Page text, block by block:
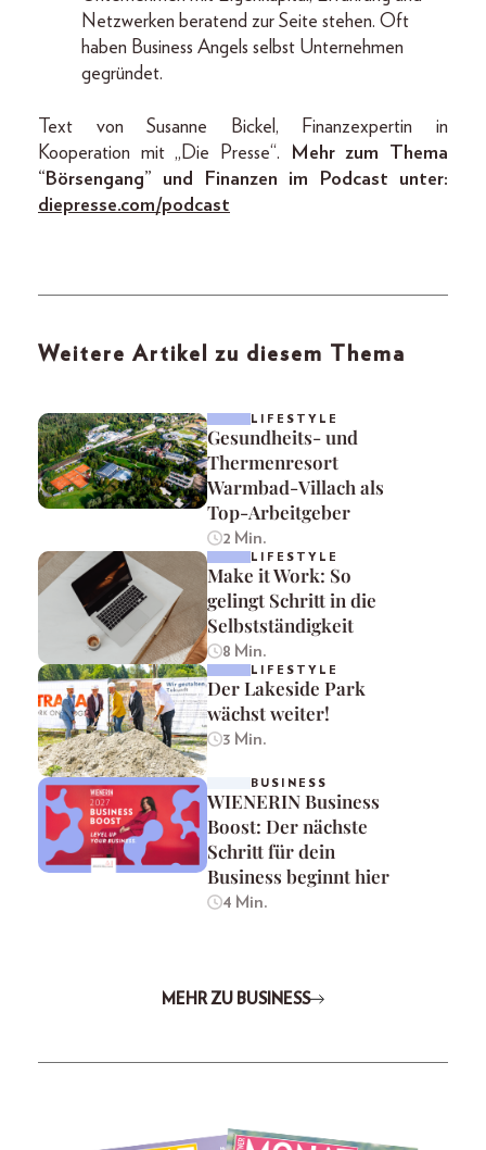
Netzwerken beratend zur Seite stehen. Oft
haben Business Angels selbst Unternehmen
gegründet.
Text von Susanne Bickel, Finanzexpertin in
Kooperation mit „Die Presse“.
Mehr zum Thema
“Börsengang” und Finanzen im Podcast unter:
diepresse.com/podcast
Weitere Artikel zu diesem Thema
LIFESTYLE
Gesundheits- und
Thermenresort
Warmbad-Villach als
Top-Arbeitgeber
2 Min.
LIFESTYLE
Make it Work: So
gelingt Schritt in die
Selbstständigkeit
8 Min.
LIFESTYLE
Der Lakeside Park
wächst weiter!
3 Min.
BUSINESS
WIENERIN Business
Boost: Der nächste
Schritt für dein
Business beginnt hier
4 Min.
MEHR ZU BUSINESS